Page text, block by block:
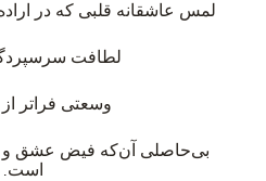
‫لمس عاشقانه قلبی که در
‫لطافت
‫وسعتی فراتر
‫بی‌حاصلی آن‌که فیض عشق و
است.